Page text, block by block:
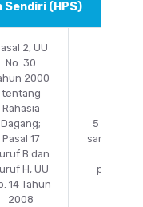
Sendiri (HPS)
2, UU
No. 30
2000
tentang
Rahasia
Dagang;
Pasal 17
B dan
H, UU
14 Tahun
2008
5 Tahun
sampai